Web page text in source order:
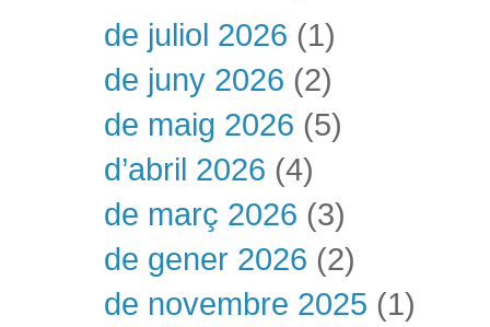
de juliol 2026 (1)
de juny 2026 (2)
de maig 2026 (5)
d’abril 2026 (4)
de març 2026 (3)
de gener 2026 (2)
de novembre 2025 (1)